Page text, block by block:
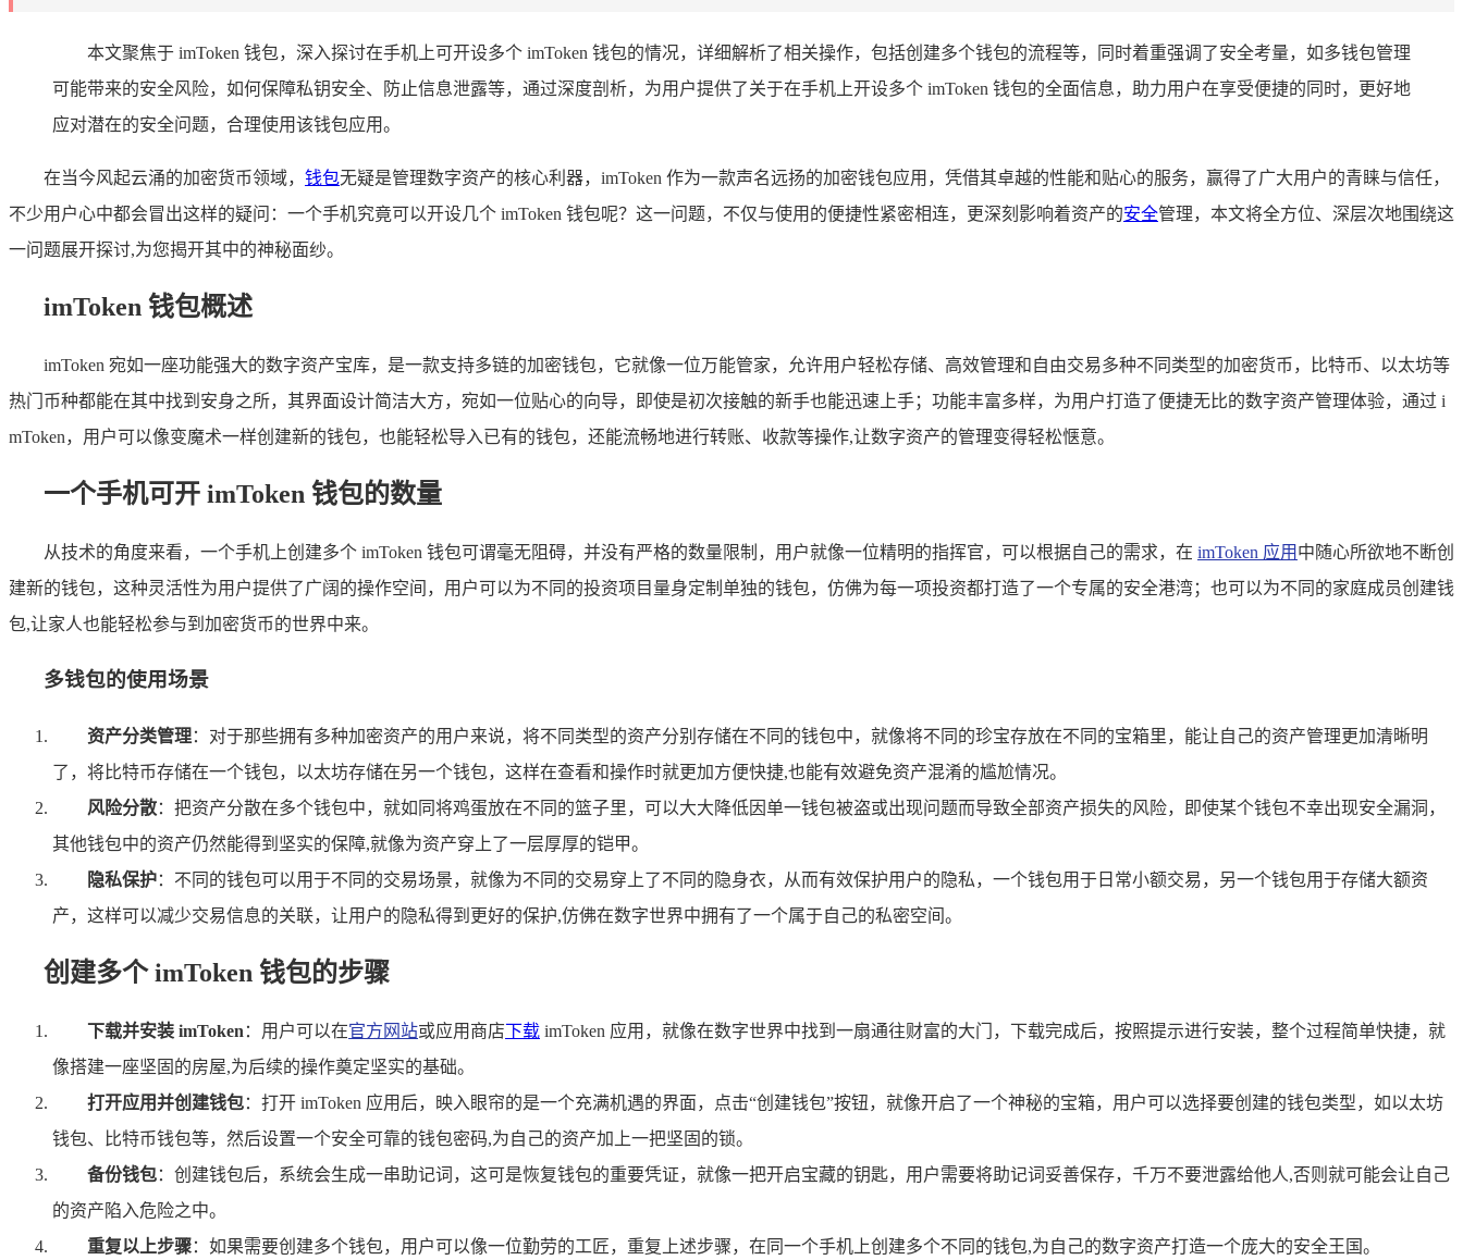
本文聚焦于 imToken 钱包，深入探讨在手机上可开设多个 imToken 钱包的情况，详细解析了相关操作，包括创建多个钱包的流程等，同时着重强调了安全考量，如多钱包管理
可能带来的安全风险，如何保障私钥安全、防止信息泄露等，通过深度剖析，为用户提供了关于在手机上开设多个 imToken 钱包的全面信息，助力用户在享受便捷的同时，更好地
应对潜在的安全问题，合理使用该钱包应用。
在当今风起云涌的加密货币领域， 钱包无疑是管理数字资产的核心利器，imToken 作为一款声名远扬的加密钱包应用，凭借其卓越的性能和贴心的服务，赢得了广大用户的青睐与信任，
不少用户心中都会冒出这样的疑问：一个手机究竟可以开设几个 imToken 钱包呢？这一问题，不仅与使用的便捷性紧密相连，更深刻影响着资产的安全管理，本文将全方位、深层次地围绕这
一问题展开探讨,为您揭开其中的神秘面纱。
imToken 钱包概述
imToken 宛如一座功能强大的数字资产宝库，是一款支持多链的加密钱包，它就像一位万能管家，允许用户轻松存储、高效管理和自由交易多种不同类型的加密货币，比特币、以太坊等
热门币种都能在其中找到安身之所，其界面设计简洁大方，宛如一位贴心的向导，即使是初次接触的新手也能迅速上手；功能丰富多样，为用户打造了便捷无比的数字资产管理体验，通过 i
mToken，用户可以像变魔术一样创建新的钱包，也能轻松导入已有的钱包，还能流畅地进行转账、收款等操作,让数字资产的管理变得轻松惬意。
一个手机可开 imToken 钱包的数量
从技术的角度来看，一个手机上创建多个 imToken 钱包可谓毫无阻碍，并没有严格的数量限制，用户就像一位精明的指挥官，可以根据自己的需求，在 imToken 应用 中随心所欲地不断创
建新的钱包，这种灵活性为用户提供了广阔的操作空间，用户可以为不同的投资项目量身定制单独的钱包，仿佛为每一项投资都打造了一个专属的安全港湾；也可以为不同的家庭成员创建钱
包,让家人也能轻松参与到加密货币的世界中来。
多钱包的使用场景
资产分类管理：对于那些拥有多种加密资产的用户来说，将不同类型的资产分别存储在不同的钱包中，就像将不同的珍宝存放在不同的宝箱里，能让自己的资产管理更加清晰明
了，将比特币存储在一个钱包，以太坊存储在另一个钱包，这样在查看和操作时就更加方便快捷,也能有效避免资产混淆的尴尬情况。
风险分散：把资产分散在多个钱包中，就如同将鸡蛋放在不同的篮子里，可以大大降低因单一钱包被盗或出现问题而导致全部资产损失的风险，即使某个钱包不幸出现安全漏洞，
其他钱包中的资产仍然能得到坚实的保障,就像为资产穿上了一层厚厚的铠甲。
隐私保护：不同的钱包可以用于不同的交易场景，就像为不同的交易穿上了不同的隐身衣，从而有效保护用户的隐私，一个钱包用于日常小额交易，另一个钱包用于存储大额资
产，这样可以减少交易信息的关联，让用户的隐私得到更好的保护,仿佛在数字世界中拥有了一个属于自己的私密空间。
创建多个 imToken 钱包的步骤
下载并安装 imToken ：用户可以在官方网站或应用商店下载 imToken 应用，就像在数字世界中找到一扇通往财富的大门，下载完成后，按照提示进行安装，整个过程简单快捷，就
像搭建一座坚固的房屋,为后续的操作奠定坚实的基础。
打开应用并创建钱包：打开 imToken 应用后，映入眼帘的是一个充满机遇的界面，点击“创建钱包”按钮，就像开启了一个神秘的宝箱，用户可以选择要创建的钱包类型，如以太坊
钱包、比特币钱包等，然后设置一个安全可靠的钱包密码,为自己的资产加上一把坚固的锁。
备份钱包：创建钱包后，系统会生成一串助记词，这可是恢复钱包的重要凭证，就像一把开启宝藏的钥匙，用户需要将助记词妥善保存，千万不要泄露给他人,否则就可能会让自己
的资产陷入危险之中。
重复以上步骤：如果需要创建多个钱包，用户可以像一位勤劳的工匠，重复上述步骤，在同一个手机上创建多个不同的钱包,为自己的数字资产打造一个庞大的安全王国。